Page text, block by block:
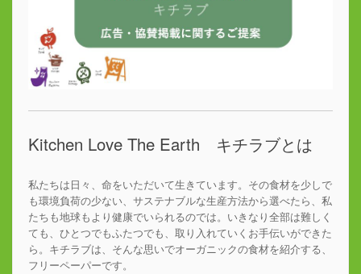
Kitchen Love The Earth キチラブとは
私たちは日々、命をいただいて生きています。その食材を少しで
も環境負荷の少ない、サステナブルな生産方法から選べたら、私
たちも地球もより健康でいられるのでは。いきなり全部は難しく
ても、ひとつでもふたつでも、取り入れていくお手伝いができた
ら。キチラブは、そんな思いでオーガニックの食材を紹介する、
フリーペーパーです。